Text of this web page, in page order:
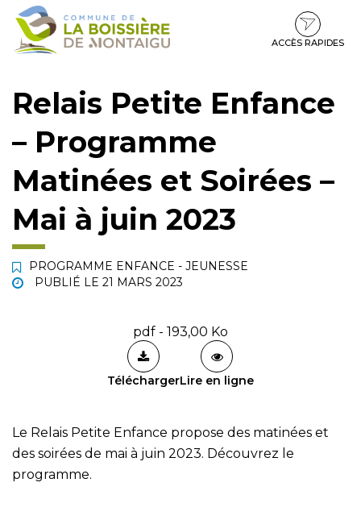
Gestion des traceurs
Aller
Aller
contenu
Aller
pied
ACCÈS RAPIDES
Relais Petite Enfance
– Programme
Matinées et Soirées –
Mai à juin 2023
PROGRAMME ENFANCE - JEUNESSE
PUBLIÉ LE 21 MARS 2023
pdf - 193,00 Ko
TéléchargerLire en ligne
Le Relais Petite Enfance propose des matinées et
des soirées de mai à juin 2023. Découvrez le
programme.